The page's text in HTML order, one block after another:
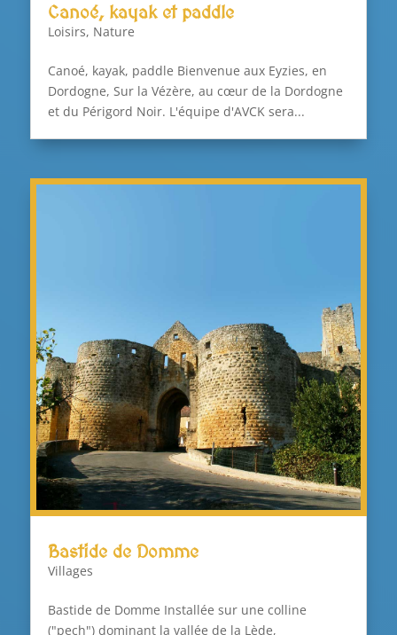
Canoé, kayak et paddle
Loisirs, Nature
Canoé, kayak, paddle Bienvenue aux Eyzies, en
Dordogne, Sur la Vézère, au cœur de la Dordogne
et du Périgord Noir. L'équipe d'AVCK sera...
Bastide de Domme
Villages
Bastide de Domme Installée sur une colline
("pech") dominant la vallée de la Lède,